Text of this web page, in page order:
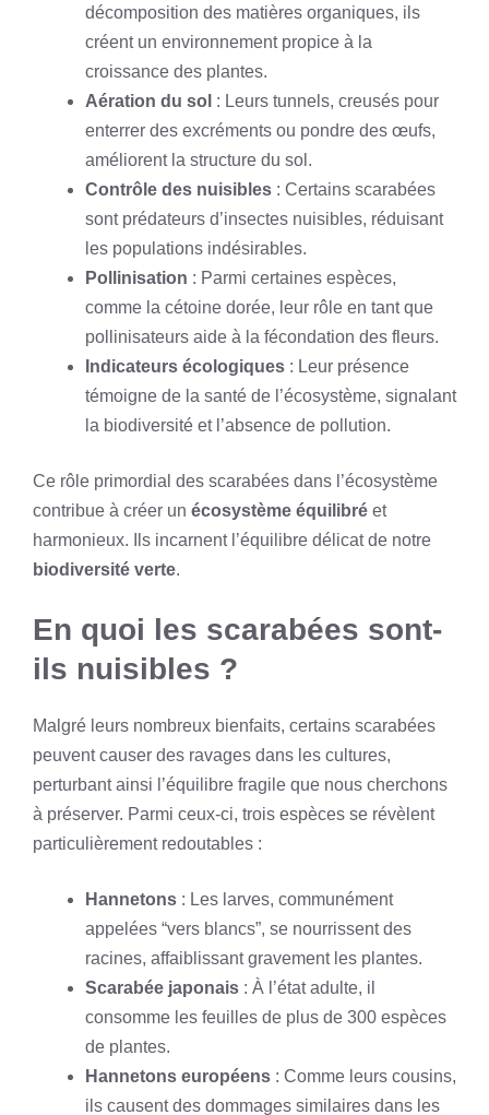
décomposition des matières organiques, ils
créent un environnement propice à la
croissance des plantes.
Aération du sol : Leurs tunnels, creusés pour
enterrer des excréments ou pondre des œufs,
améliorent la structure du sol.
Contrôle des nuisibles : Certains scarabées
sont prédateurs d’insectes nuisibles, réduisant
les populations indésirables.
Pollinisation : Parmi certaines espèces,
comme la cétoine dorée, leur rôle en tant que
pollinisateurs aide à la fécondation des fleurs.
Indicateurs écologiques : Leur présence
témoigne de la santé de l’écosystème, signalant
la biodiversité et l’absence de pollution.
Ce rôle primordial des scarabées dans l’écosystème
contribue à créer un écosystème équilibré et
harmonieux. Ils incarnent l’équilibre délicat de notre
biodiversité verte.
En quoi les scarabées sont-
ils nuisibles ?
Malgré leurs nombreux bienfaits, certains scarabées
peuvent causer des ravages dans les cultures,
perturbant ainsi l’équilibre fragile que nous cherchons
à préserver. Parmi ceux-ci, trois espèces se révèlent
particulièrement redoutables :
Hannetons : Les larves, communément
appelées “vers blancs”, se nourrissent des
racines, affaiblissant gravement les plantes.
Scarabée japonais : À l’état adulte, il
consomme les feuilles de plus de 300 espèces
de plantes.
Hannetons européens : Comme leurs cousins,
ils causent des dommages similaires dans les